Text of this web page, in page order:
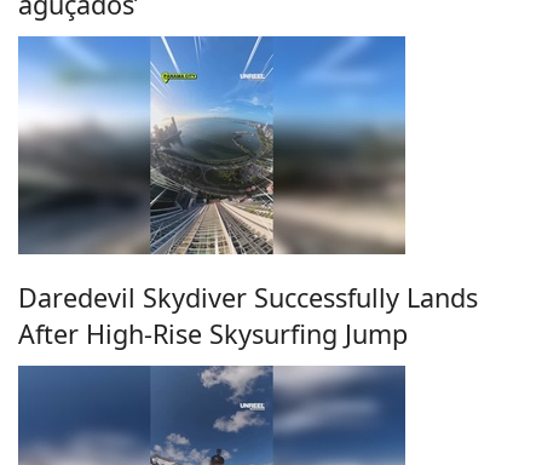
Daredevil Skydiver Successfully Lands
After High-Rise Skysurfing Jump